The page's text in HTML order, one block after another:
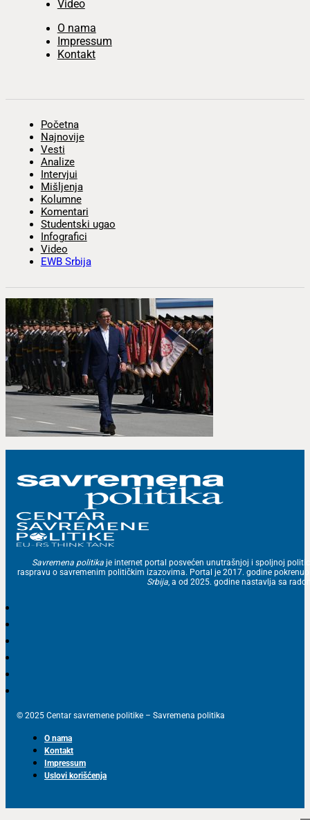
Video
O nama
Impressum
Kontakt
Početna
Najnovije
Vesti
Analize
Intervjui
Mišljenja
Kolumne
Komentari
Studentski ugao
Infografici
Video
EWB Srbija
Savremena politika je internet portal posvećen unutrašnjoj i spoljnoj
raspravu o savremenim političkim izazovima. Portal je 2017. godine
Srbija, a od 2025. godine nastavlja sa
© 2025 Centar savremene politike – Savremena politika
O nama
Kontakt
Impressum
Uslovi korišćenja